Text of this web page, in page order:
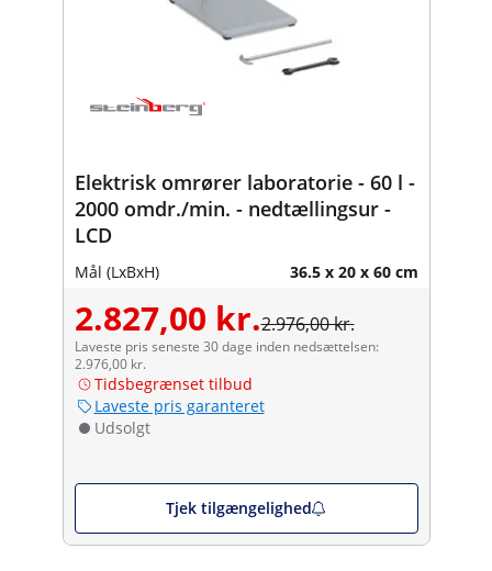
Elektrisk omrører laboratorie - 60 l -
2000 omdr./min. - nedtællingsur -
LCD
Mål (LxBxH) 36.5 x 20 x 60 cm
2.827,00 kr.2.976,00 kr.
Laveste pris seneste 30 dage inden nedsættelsen:
2.976,00 kr.
Tidsbegrænset tilbud
Laveste pris garanteret
Udsolgt
Tjek tilgængelighed